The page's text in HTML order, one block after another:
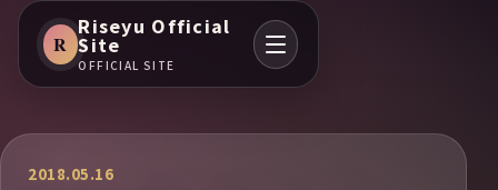
R
Riseyu Official
Site
OFFICIAL SITE
2018.05.16